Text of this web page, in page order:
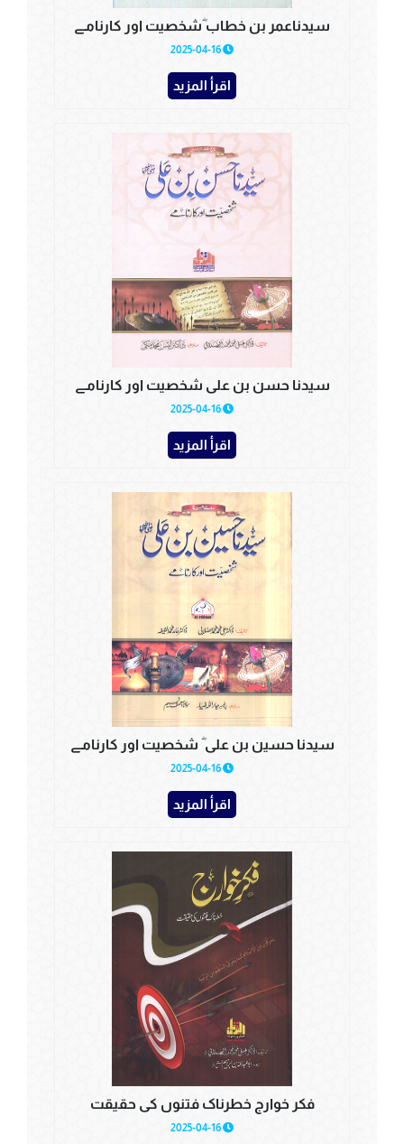
سیدناعمر بن خطاب ؓشخصیت اور کارنامے
اقرأ المزيد
سیدنا حسن بن علی شخصیت اور کارنامے
اقرأ المزيد
سیدنا حسین بن علی ؓ شخصیت اور کارنامے
اقرأ المزيد
فکر خوارج خطرناک فتنوں کی حقیقت